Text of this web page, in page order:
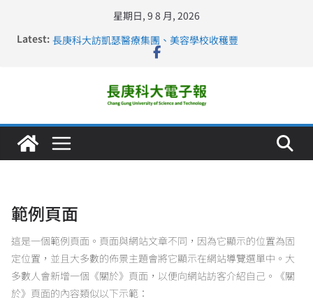
星期日, 9 8 月, 2026
Latest: 長庚科大訪凱瑟醫療集團、美容學校收穫豐
跨海築夢 長庚科大赴美直擊健康平權與智慧照護實踐
長庚科大連四年穩居《遠見》醫學大學第5名 辦學實力再
範例頁面
這是一個範例頁面。頁面與網站文章不同，因為它顯示的位置為固
定位置，並且大多數的佈景主題會將它顯示在網站導覽選單中。大
多數人會新增一個《關於》頁面，以便向網站訪客介紹自己。《關
於》頁面的內容類似以下示範：